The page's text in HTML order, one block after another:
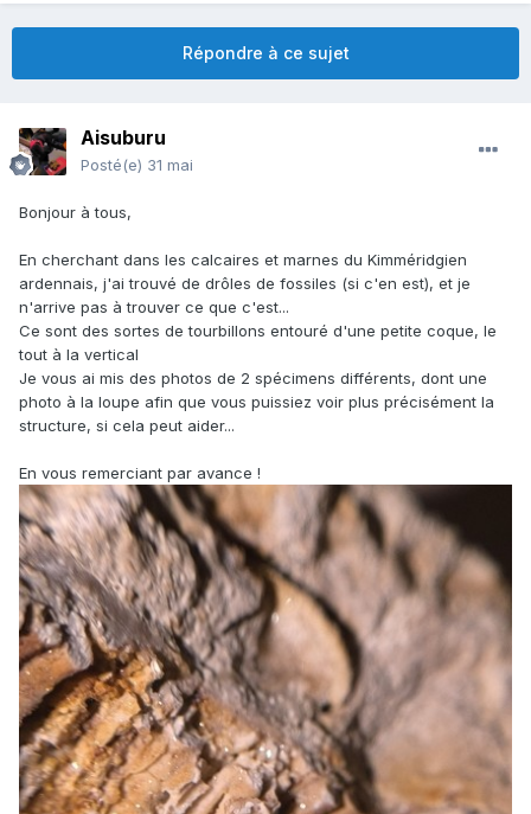
Répondre à ce sujet
Aisuburu
Posté(e) 31 mai
Bonjour à tous,
En cherchant dans les calcaires et marnes du Kimméridgien
ardennais, j'ai trouvé de drôles de fossiles (si c'en est), et je
n'arrive pas à trouver ce que c'est...
Ce sont des sortes de tourbillons entouré d'une petite coque, le
tout à la vertical
Je vous ai mis des photos de 2 spécimens différents, dont une
photo à la loupe afin que vous puissiez voir plus précisément la
structure, si cela peut aider...
En vous remerciant par avance !